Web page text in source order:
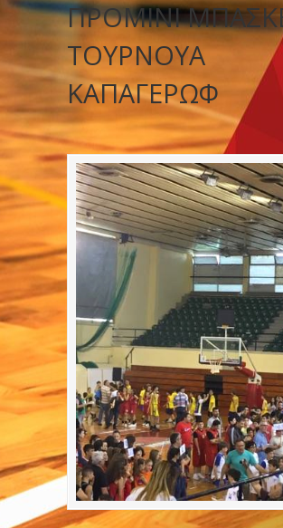
ΠΡΟΜΙΝΙ
ΤΟΥΡΝΟΥΑ
ΚΑΠΑΓΕΡΩΦ